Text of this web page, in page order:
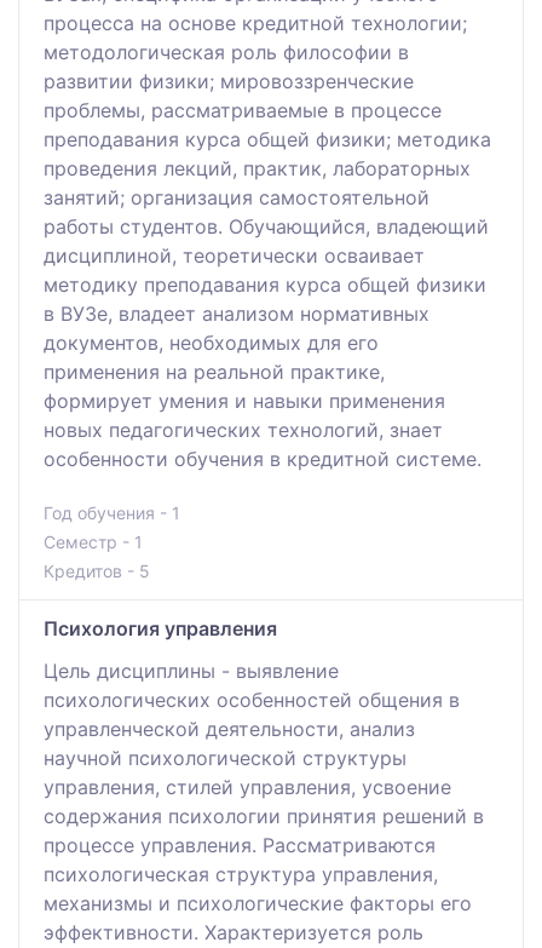
процесса на основе кредитной технологии;
методологическая роль философии в
развитии физики; мировоззренческие
проблемы, рассматриваемые в процессе
преподавания курса общей физики; методика
проведения лекций, практик, лабораторных
занятий; организация самостоятельной
работы студентов. Обучающийся, владеющий
дисциплиной, теоретически осваивает
методику преподавания курса общей физики
в ВУЗе, владеет анализом нормативных
документов, необходимых для его
применения на реальной практике,
формирует умения и навыки применения
новых педагогических технологий, знает
особенности обучения в кредитной системе.
Год обучения - 1
Семестр - 1
Кредитов - 5
Психология управления
Цель дисциплины - выявление
психологических особенностей общения в
управленческой деятельности, анализ
научной психологической структуры
управления, стилей управления, усвоение
содержания психологии принятия решений в
процессе управления. Рассматриваются
психологическая структура управления,
механизмы и психологические факторы его
эффективности. Характеризуется роль